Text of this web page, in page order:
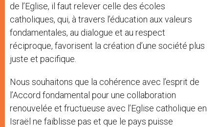
de l’Eglise, il faut relever celle des écoles
catholiques, qui, à travers l’éducation aux valeurs
fondamentales, au dialogue et au respect
réciproque, favorisent la création d’une société plus
juste et pacifique.
Nous souhaitons que la cohérence avec l’esprit de
l’Accord fondamental pour une collaboration
renouvelée et fructueuse avec l’Eglise catholique en
Israël ne faiblisse pas et que le pays puisse